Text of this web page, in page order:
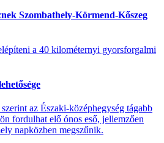
Szombathely-Körmend-Kőszeg
a 40 kilométernyi gyorsforgalmi
az Északi-középhegység tágabb
fordulhat elő ónos eső, jellemzően
napközben megszűnik.